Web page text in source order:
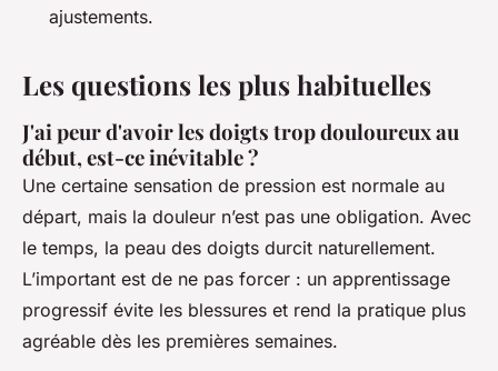
ajustements.
Les questions les plus habituelles
J'ai peur d'avoir les doigts trop douloureux au
début, est-ce inévitable ?
Une certaine sensation de pression est normale au
départ, mais la douleur n’est pas une obligation. Avec
le temps, la peau des doigts durcit naturellement.
L’important est de ne pas forcer : un apprentissage
progressif évite les blessures et rend la pratique plus
agréable dès les premières semaines.